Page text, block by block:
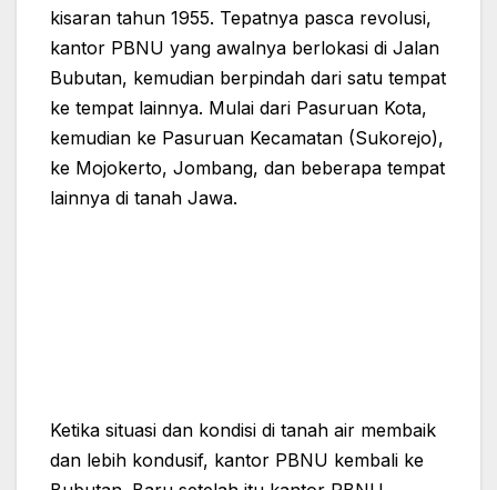
kisaran tahun 1955. Tepatnya pasca revolusi,
kantor PBNU yang awalnya berlokasi di Jalan
Bubutan, kemudian berpindah dari satu tempat
ke tempat lainnya. Mulai dari Pasuruan Kota,
kemudian ke Pasuruan Kecamatan (Sukorejo),
ke Mojokerto, Jombang, dan beberapa tempat
lainnya di tanah Jawa.
Ketika situasi dan kondisi di tanah air membaik
dan lebih kondusif, kantor PBNU kembali ke